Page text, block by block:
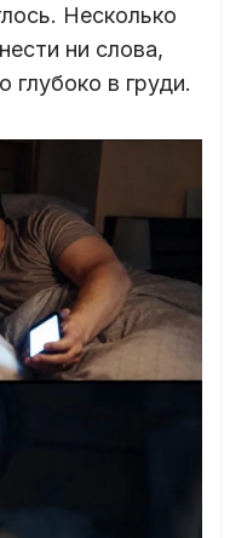
Несколько
ни слова,
глубоко в груди.